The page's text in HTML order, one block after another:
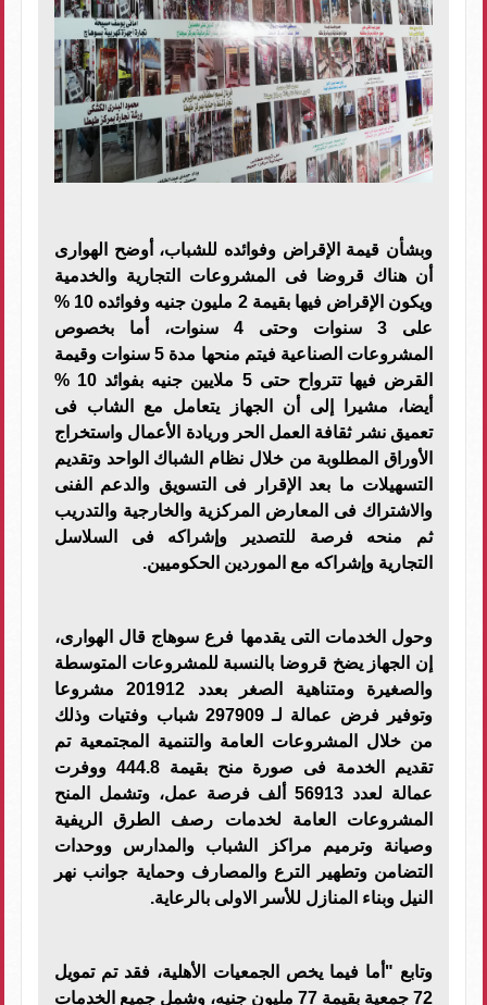
وبشأن قيمة الإقراض وفوائده للشباب، أوضح الهوارى
أن هناك قروضا فى المشروعات التجارية والخدمية
ويكون الإقراض فيها بقيمة 2 مليون جنيه وفوائده 10 %
على 3 سنوات وحتى 4 سنوات، أما بخصوص
المشروعات الصناعية فيتم منحها مدة 5 سنوات وقيمة
القرض فيها تترواح حتى 5 ملايين جنيه بفوائد 10 %
أيضا، مشيرا إلى أن الجهاز يتعامل مع الشاب فى
تعميق نشر ثقافة العمل الحر وريادة الأعمال واستخراج
الأوراق المطلوبة من خلال نظام الشباك الواحد وتقديم
التسهيلات ما بعد الإقرار فى التسويق والدعم الفنى
والاشتراك فى المعارض المركزية والخارجية والتدريب
ثم منحه فرصة للتصدير وإشراكه فى السلاسل
التجارية وإشراكه مع الموردين الحكوميين.
وحول الخدمات التى يقدمها فرع سوهاج قال الهوارى،
إن الجهاز يضخ قروضا بالنسبة للمشروعات المتوسطة
والصغيرة ومتناهية الصغر بعدد 201912 مشروعا
وتوفير فرض عمالة لـ 297909 شباب وفتيات وذلك
من خلال المشروعات العامة والتنمية المجتمعية تم
تقديم الخدمة فى صورة منح بقيمة 444.8 ووفرت
عمالة لعدد 56913 ألف فرصة عمل، وتشمل المنح
المشروعات العامة لخدمات رصف الطرق الريفية
وصيانة وترميم مراكز الشباب والمدارس ووحدات
التضامن وتطهير الترع والمصارف وحماية جوانب نهر
النيل وبناء المنازل للأسر الاولى بالرعاية.
وتابع "أما فيما يخص الجمعيات الأهلية، فقد تم تمويل
72 جمعية بقيمة 77 مليون جنيه، وشمل جميع الخدمات